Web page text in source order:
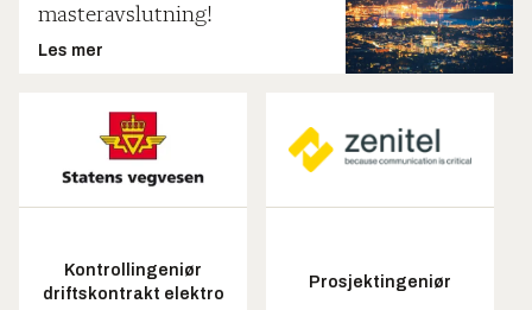
masteravslutning!
Les mer
Kontrollingeniør
driftskontrakt elektro
Prosjektingeniør